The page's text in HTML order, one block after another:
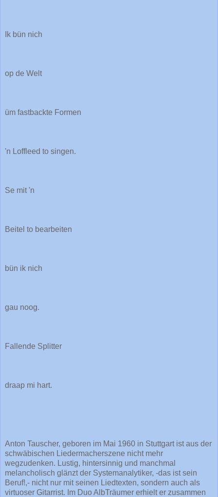
Ik bün nich
op de Welt
üm fastbackte Formen
'n Loffleed to singen.
Se mit 'n
Beitel to bearbeiten
bün ik nich
gau noog.
Fallende Splitter
draap mi hart.
Anton Tauscher, geboren im Mai 1960 in Stuttgart ist aus der
schwäbischen Liedermacherszene nicht mehr
wegzudenken. Lustig, hintersinnig und manchmal
melancholisch glänzt der Systemanalytiker, -das ist sein
Beruf!,- nicht nur mit seinen Liedtexten, sondern auch als
virtuoser Gitarrist. Im Duo AlbTräumer erhielt er zusammen